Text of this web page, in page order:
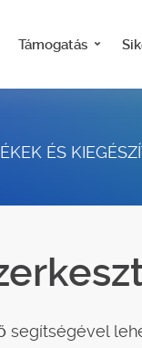
Támogatás
ÉS
segítségével